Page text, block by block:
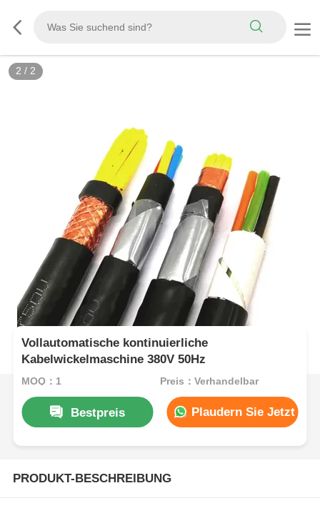
2 / 2
Vollautomatische kontinuierliche
Kabelwickelmaschine 380V 50Hz
MOQ：1 Preis：Verhandelbar
Bestpreis Plaudern Sie Jetzt
PRODUKT-BESCHREIBUNG